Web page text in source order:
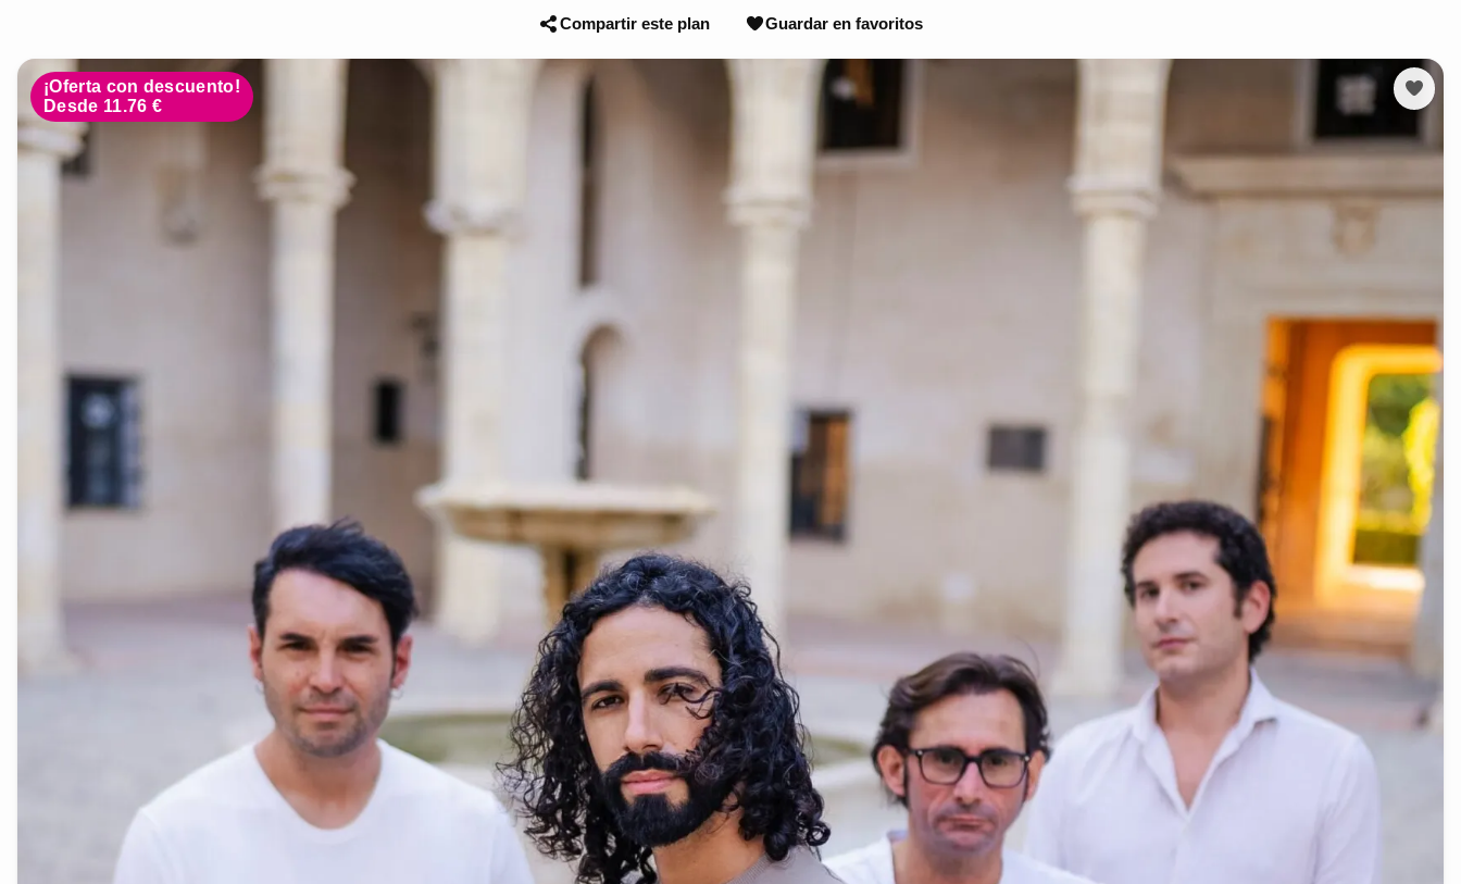
Compartir este plan Guardar en favoritos
¡Oferta con descuento!
Desde 11.76 €